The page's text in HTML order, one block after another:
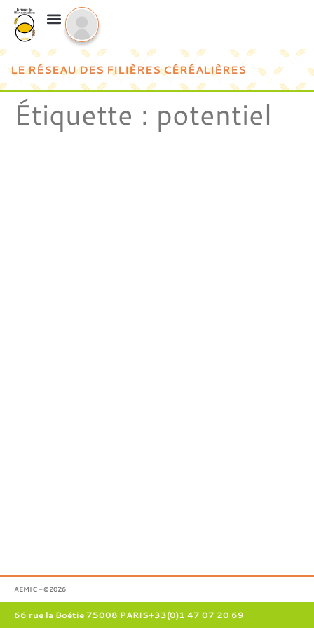
LE RÉSEAU DES FILIÈRES CÉRÉALIÈRES
Étiquette : potentiel
AEMIC – ©2026
66 rue la Boétie 75008 PARIS+33(0)1 47 07 20 69